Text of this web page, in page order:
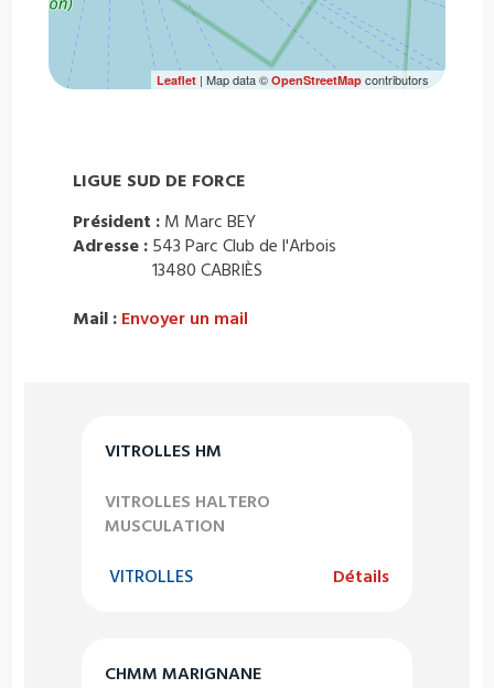
VITROLLES HM
VITROLLES HALTERO
MUSCULATION
VITROLLES Détails
CHMM MARIGNANE
Leaflet| Map data © OpenStreetMapcontributors
LIGUE SUD DE FORCE
Président : M Marc BEY
Adresse : 543 Parc Club de l'Arbois
13480 CABRIÈS
Mail : Envoyer un mail